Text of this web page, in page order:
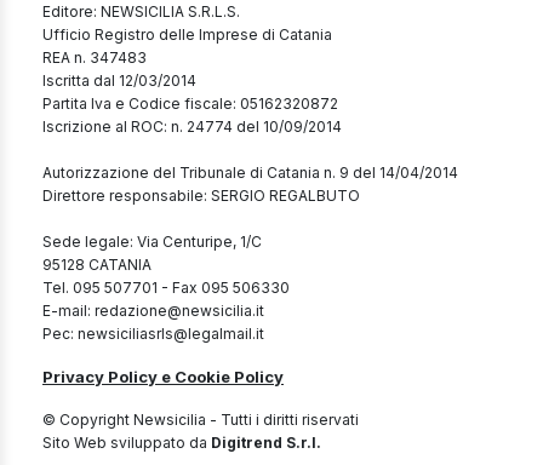
Editore: NEWSICILIA S.R.L.S.
Ufficio Registro delle Imprese di Catania
REA n. 347483
Iscritta dal 12/03/2014
Partita Iva e Codice fiscale: 05162320872
Iscrizione al ROC: n. 24774 del 10/09/2014
Autorizzazione del Tribunale di Catania n. 9 del 14/04/2014
Direttore responsabile: SERGIO REGALBUTO
Sede legale: Via Centuripe, 1/C
95128 CATANIA
Tel. 095 507701 - Fax 095 506330
E-mail: redazione@newsicilia.it
Pec: newsiciliasrls@legalmail.it
Privacy Policy e Cookie Policy
© Copyright Newsicilia - Tutti i diritti riservati
Sito Web sviluppato da Digitrend S.r.l.